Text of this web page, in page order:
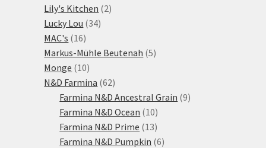
Lily's Kitchen 22
Lucky Lou 3434
MAC's 1616
produktů
Markus-Mühle Beutenah 55
Monge 1010
produktů
N&D Farmina 6262
produktů
Farmina N&D Ancestral Grain 99
Farmina N&D Ocean 1010
produktů
Farmina N&D Prime 1313
produktů
Farmina N&D Pumpkin 66